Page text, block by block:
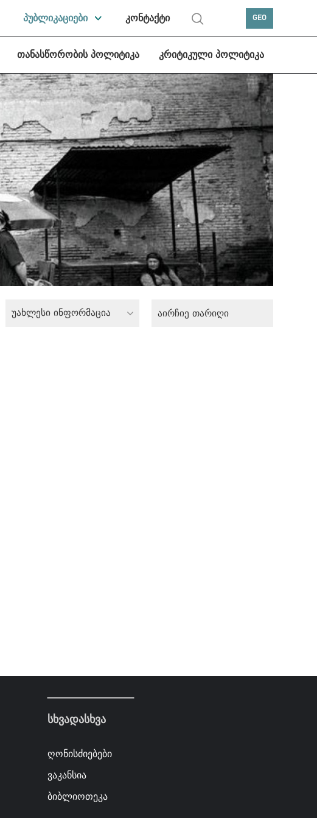
პუბლიკაციები კონტაქტი GEO
თანასწორობის პოლიტიკა კრიტიკული პოლიტიკა
უახლესი ინფორმაცია
სხვადასხვა
ღონისძიებები
ვაკანსია
ბიბლიოთეკა